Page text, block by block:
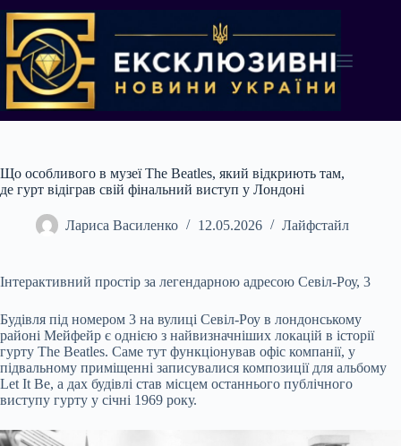
до
вмісту
Що особливого в музеї The Beatles, який відкриють там,
де гурт відіграв свій фінальний виступ у Лондоні
Лариса Василенко 12.05.2026 Лайфстайл
Інтерактивний простір за легендарною адресою Севіл-Роу, 3
Будівля під номером 3 на вулиці Севіл-Роу в лондонському
районі Мейфейр є однією з найвизначніших локацій в історії
гурту The Beatles. Саме тут функціонував офіс компанії, у
підвальному приміщенні записувалися композиції для альбому
Let It Be, а дах будівлі став місцем останнього публічного
виступу гурту у січні 1969 року.